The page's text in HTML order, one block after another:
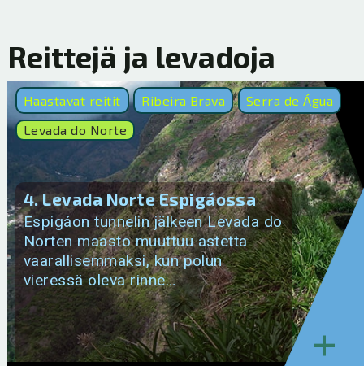
Reittejä ja levadoja
Haastavat reitit Ribeira Brava
Serra de Água
Levada do Norte
4. Levada Norte Espigáossa
Espigáon tunnelin jälkeen Levada do
Norten maasto muuttuu astetta
vaarallisemmaksi, kun polun
vieressä oleva rinne…
+